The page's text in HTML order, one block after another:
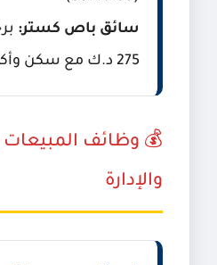
سائق باص كستر:
275 د.ك مع سكن وأكل. (56681004)
💰 وظائف
والإدارة